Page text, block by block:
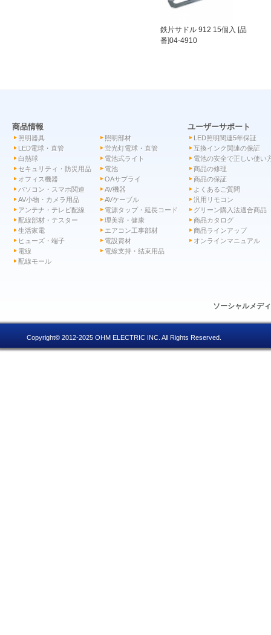
鉄片サドル 912 15個入 [品
番]04-4910
商品情報
照明器具
照明部材
LED電球・直管
蛍光灯電球・直管
白熱球
電池式ライト
セキュリティ・防災用品
電池
オフィス機器
OAサプライ
パソコン・スマホ関連
AV機器
AV小物・カメラ用品
AVケーブル
アンテナ・テレビ配線
電源タップ・延長コード
配線部材・テスター
理美容・健康
生活家電
エアコン工事部材
ヒューズ・端子
電設資材
電線
電線支持・結束用品
配線モール
ユーザーサポート
LED照明関連5年保証
互換インク関連の保証
電池の安全で正しい使い
商品の修理
商品の保証
よくあるご質問
汎用リモコン
グリーン購入法適合商品
商品カタログ
商品ラインアップ
オンラインマニュアル
ソーシャルメデ
Copyright© 2012-2025 OHM ELECTRIC INC. All Rights Reserved.